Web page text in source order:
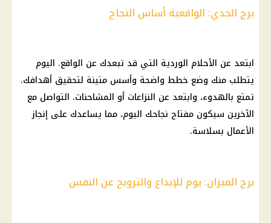
برج الجدي: الواقعية أساس النجاح
ابتعد عن الأحلام الوردية التي قد تبعدك عن الواقع. اليوم
يتطلب منك وضع خطط واضحة وأسس متينة لتحقيق أهدافك.
تمتع بالهدوء، وابتعد عن النزاعات أو المشاحنات. التواصل مع
الآخرين سيكون مفتاح نجاحك اليوم، مما يساعدك على إنجاز
الأعمال بسلاسة.
برج الميزان: يوم للإبداع والترويح عن النفس